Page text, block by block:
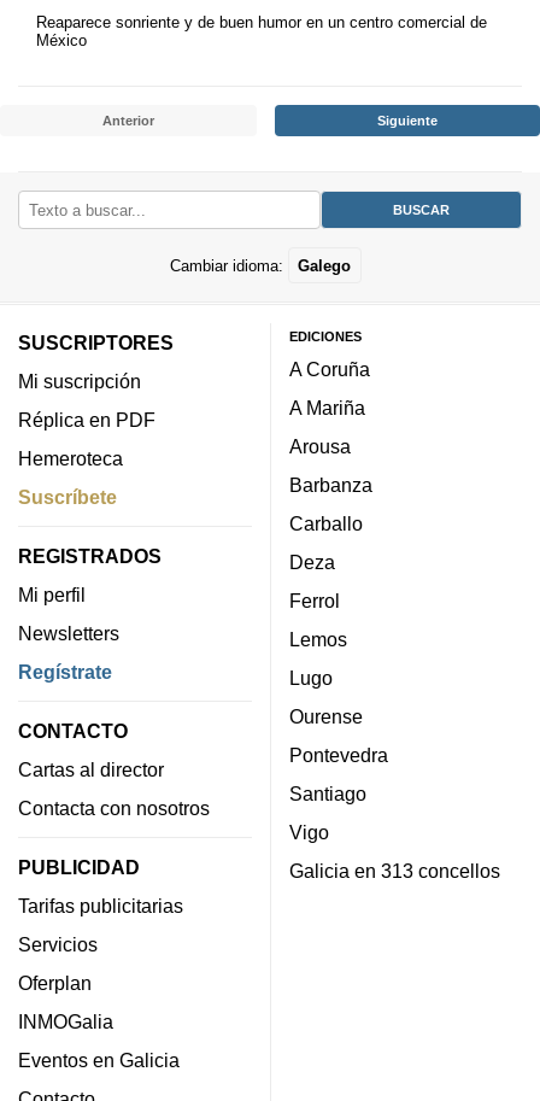
Reaparece sonriente y de buen humor en un centro comercial de
México
Anterior Siguiente
Cambiar idioma: Galego
SUSCRIPTORES
Mi suscripción
Réplica en PDF
Hemeroteca
Suscríbete
REGISTRADOS
Mi perfil
Newsletters
Regístrate
CONTACTO
Cartas al director
Contacta con nosotros
PUBLICIDAD
Tarifas publicitarias
Servicios
Oferplan
INMOGalia
Eventos en Galicia
EDICIONES
A Coruña
A Mariña
Arousa
Barbanza
Carballo
Deza
Ferrol
Lemos
Lugo
Ourense
Pontevedra
Santiago
Vigo
Galicia en 313 concellos